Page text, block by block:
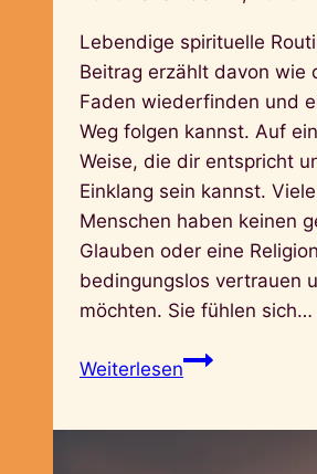
Lebendige spirituelle
Beitrag erzählt davon wie
Faden wiederfinden und
Weg folgen kannst. Auf
Weise, die dir entspricht
Einklang sein kannst.
Menschen haben keinen
Glauben oder eine
bedingungslos vertrauen
möchten. Sie fühlen sich…
WeiterlesenSpiritualität